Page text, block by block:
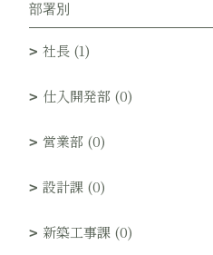
部署別
社長 (1)
仕入開発部 (0)
営業部 (0)
設計課 (0)
新築工事課 (0)